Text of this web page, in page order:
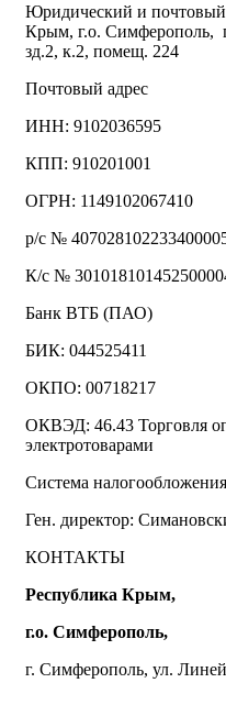
Юридический и почтовый
Крым, г.о. Симферополь,
зд.2, к.2, помещ. 224
Почтовый адрес
ИНН: 9102036595
КПП: 910201001
ОГРН: 1149102067410
р/с №
К/с №
Банк ВТБ (ПАО)
БИК: 044525411
ОКПО: 00718217
ОКВЭД: 46.43 Торговля
электротоварами
Система
Ген. директор:
КОНТАКТЫ
Республика Крым,
г.о. Симферополь,
г. Симферополь, ул.